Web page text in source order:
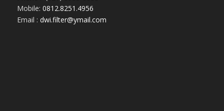
Mobile: 0812.8251.4956
Email : dwi.filter@ymail.com